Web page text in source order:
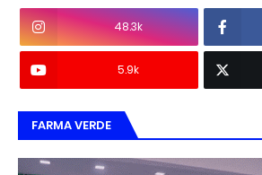
48.3k
5.9k
FARMA VERDE